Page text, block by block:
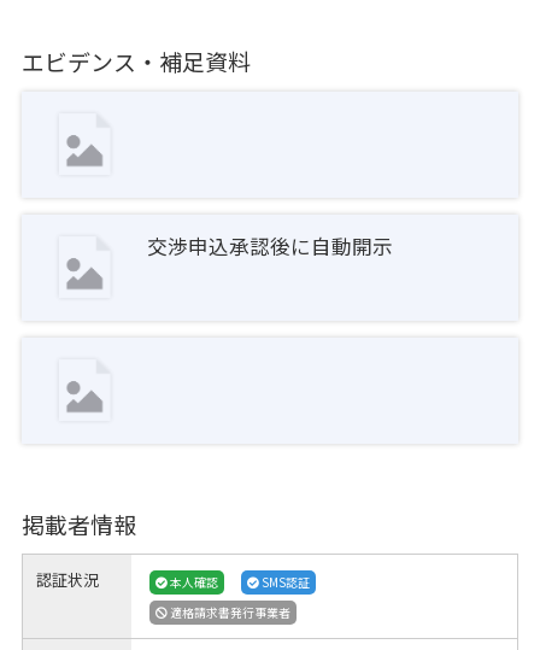
エビデンス・補足資料
交渉申込承認後に自動開示
掲載者情報
認証状況 本人確認
SMS認証
適格請求書発行事業者